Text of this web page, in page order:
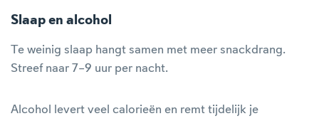
Slaap en alcohol
Te weinig slaap hangt samen met meer snackdrang.
Streef naar 7–9 uur per nacht.
Alcohol levert veel calorieën en remt tijdelijk je